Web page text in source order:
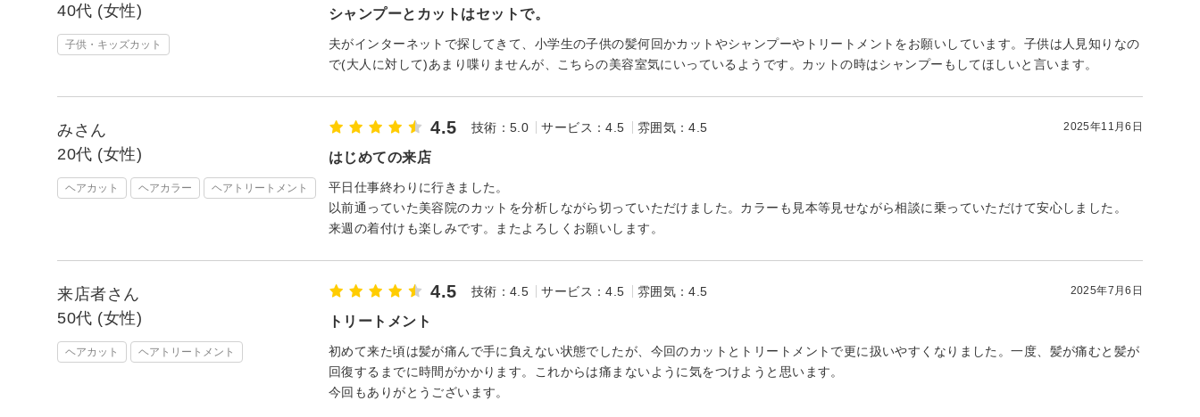
40代 (女性)
子供・キッズカット
シャンプーとカットはセットで。
夫がインターネットで探してきて、小学生の子供の髪何回かカットやシャンプーやトリートメントをお願いしています。子供は人見知りなの
で(大人に対して)あまり喋りませんが、こちらの美容室気にいっているようです。カットの時はシャンプーもしてほしいと言います。
みさん
20代 (女性)
ヘアカット ヘアカラー ヘアトリートメント
4.5 技術：5.0 サービス：4.5 雰囲気：4.5 2025年11月6日
はじめての来店
平日仕事終わりに行きました。
以前通っていた美容院のカットを分析しながら切っていただけました。カラーも見本等見せながら相談に乗っていただけて安心しました。
来週の着付けも楽しみです。またよろしくお願いします。
来店者さん
50代 (女性)
ヘアカット ヘアトリートメント
4.5 技術：4.5 サービス：4.5 雰囲気：4.5 2025年7月6日
トリートメント
初めて来た頃は髪が痛んで手に負えない状態でしたが、今回のカットとトリートメントで更に扱いやすくなりました。一度、髪が痛むと髪が
回復するまでに時間がかかります。これからは痛まないように気をつけようと思います。
今回もありがとうございます。